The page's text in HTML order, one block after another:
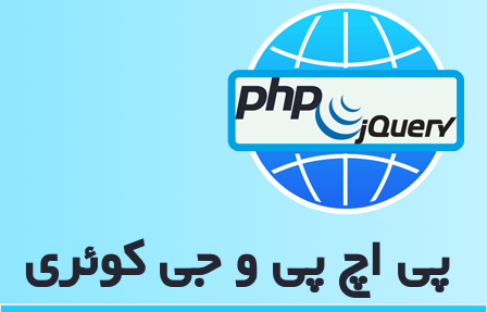
پی اچ پی و جی كوئری